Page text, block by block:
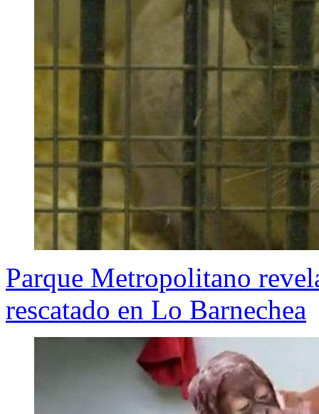
Parque Metropolitano
rescatado en Lo Barnechea